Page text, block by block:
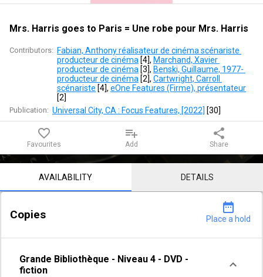
=
Une
robe
Harris
Mrs. Harris goes to Paris = Une robe pour Mrs. Harris
Contributors: Fabian, Anthony réalisateur de cinéma scénariste
producteur de cinéma [4], Marchand, Xavier
producteur de cinéma [3], Benski, Guillaume, 1977-
producteur de cinéma [2], Cartwright, Carroll
scénariste [4], eOne Features (Firme), présentateur
[2]
Publication: Universal City, CA : Focus Features, [2022] [30]
favorite_border
Favourites
playlist_add
Add
share
Share
Notice content
AVAILABILITY DETAILS
Copies
date_range
Place a hold
Grande Bibliothèque - Niveau 4 - DVD -
fiction